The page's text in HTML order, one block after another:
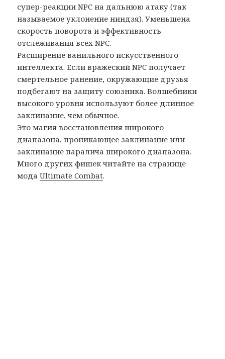
супер-реакции NPC на дальнюю атаку (так
называемое уклонение ниндзя). Уменьшена
скорость поворота и эффективность
отслеживания всех NPC.
Расширение ванильного искусственного
интеллекта. Если вражеский NPC получает
смертельное ранение, окружающие друзья
подбегают на защиту союзника. Волшебники
высокого уровня используют более длинное
заклинание, чем обычное.
Это магия восстановления широкого
диапазона, проникающее заклинание или
заклинание паралича широкого диапазона.
Много других фишек читайте на странице
модаUltimate Combat.